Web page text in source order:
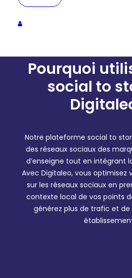
PLANIFIER UNE DÉMO
Pourquoi
social to
Notre plateforme social to
des réseaux sociaux des
d’enseigne tout en intégrant
Avec Digitaleo, vous optimisez
sur les réseaux sociaux en
contexte local de vos points
générez plus de trafic et de